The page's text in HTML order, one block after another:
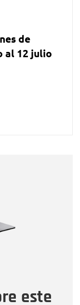
de
al 12 julio
este